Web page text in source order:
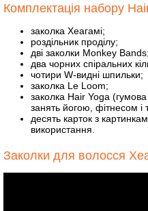
Комплектація набору
заколка Хеагамі;
роздільник проділу;
дві заколки Monkey Bands;
два чорних спіральних
чотири W-видні шпильки;
заколка Le Loom;
заколка Hair Yoga
занять йогою, фітнесом і
десять карток з
використання.
Заколки для волосся